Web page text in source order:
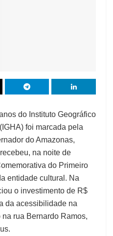
do Instituto Geográfico
foi marcada pela
do Amazonas,
na noite de
do Primeiro
entidade cultural. Na
o investimento de R$
da acessibilidade na
rua Bernardo Ramos,